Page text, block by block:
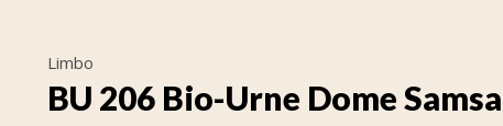
Limbo
BU 206 Bio-Urne Dome